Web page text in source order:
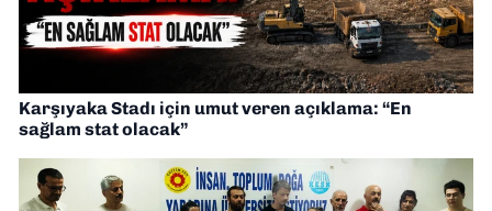
Karşıyaka Stadı için umut veren açıklama: “En
sağlam stat olacak”